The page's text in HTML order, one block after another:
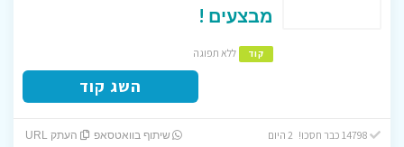
מבצעים !
קוד ללא תפוגה
השג קוד
14798 כבר חסכו! 2 היום שיתוף בוואטסאפ העתק URL